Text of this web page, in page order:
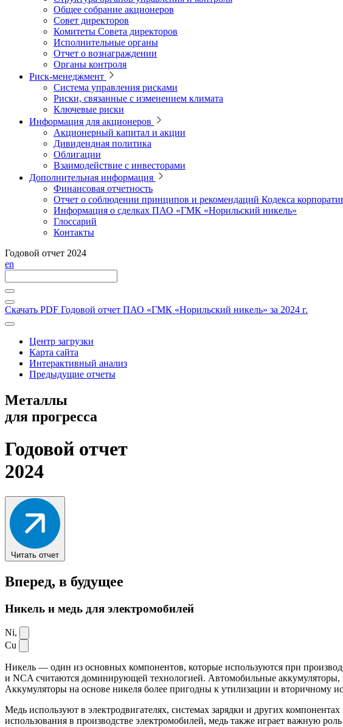
Общее собрание акционеров
Совет директоров
Комитеты Совета директоров
Исполнительные органы
Отчет о вознаграждении
Органы контроля
Риск-менеджмент
Система управления рисками
Риски, связанные с изменением климата
Ключевые риски
Информация для акционеров
Акционерный капитал и акции
Дивидендная политика
Облигации
Взаимодействие с инвесторами
Дополнительная информация
Финансовая отчетность
Отчет о соблюдении принципов и рекомендаций Кодекса
Информация о сделках ПАО «ГМК «Норильский никель»
Глоссарий
Контакты
Годовой отчет 2024
en
Скачать PDF Годовой отчет ПАО «ГМК «Норильский никель» за 2024 г.
Центр загрузки
Карта сайта
Интерактивный анализ
Предыдущие отчеты
Металлы
для прогресса
Годовой отчет
2024
Читать отчет
Вперед, в будущее
Никель и медь для электромобилей
Ni,
Cu
Никель — один из основных компонентов, которые используются при
и NCA считаются доминирующей технологией. Автомобильные аккумуляторы,
Аккумуляторы на основе никеля более пригодны к утилизации и вторичному
Медь используют в электродвигателях, системах зарядки и других
использования в производстве электромобилей, медь также играет важную